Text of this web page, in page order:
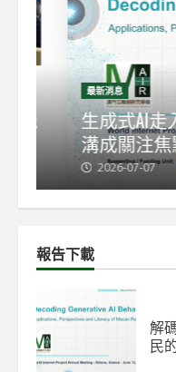
最新消息
生成式AI走入
溝成關注焦點
2026-07-07
報告下載
解
民